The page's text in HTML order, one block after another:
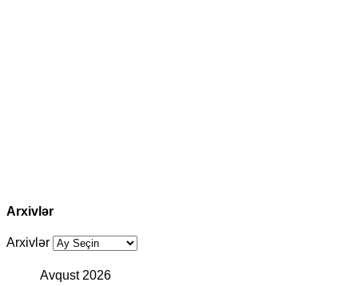
Arxivlər
Arxivlər
Avqust 2026